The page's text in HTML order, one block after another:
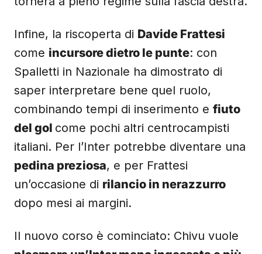
Infine, la riscoperta di Davide Frattesi
come incursore dietro le punte: con
Spalletti in Nazionale ha dimostrato di
saper interpretare bene quel ruolo,
combinando tempi di inserimento e fiuto
del gol come pochi altri centrocampisti
italiani. Per l’Inter potrebbe diventare una
pedina preziosa, e per Frattesi
un’occasione di rilancio in nerazzurro
dopo mesi ai margini.
Il nuovo corso è cominciato: Chivu vuole